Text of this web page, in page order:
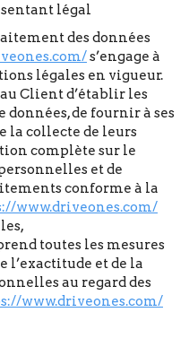
légal
des données
s’engage à
légales en vigueur.
Client d’établir les
de fournir à ses
la collecte de leurs
complète sur le
et de
conforme à la
www.driveones.com/
toutes les mesures
l’exactitude et de la
au regard des
www.driveones.com/